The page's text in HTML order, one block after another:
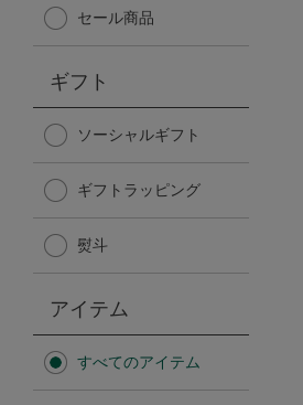
Afternoon Tea TEAROOM
日傘
保冷バッグ
無重力シリーズ
セール商品
ギフト
ソーシャルギフト
ギフトラッピング
熨斗
アイテム
すべてのアイテム